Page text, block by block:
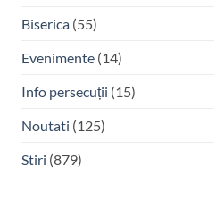
Biserica(55)
Evenimente(14)
Info persecuții (15)
Noutati (125)
Stiri (879)